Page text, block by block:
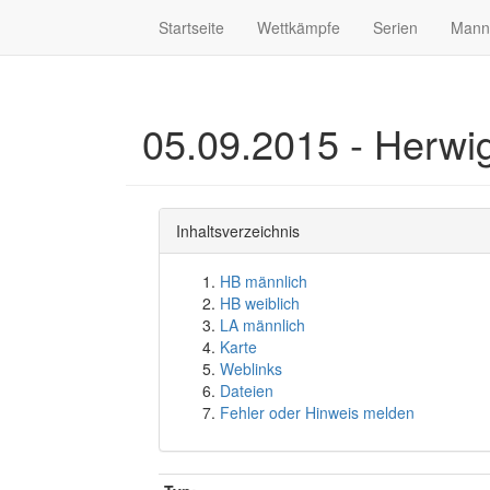
Startseite Wettkämpfe Serien
05.09.2015 -
Inhaltsverzeichnis
HB männlich
HB weiblich
LA männlich
Karte
Weblinks
Dateien
Fehler oder Hinweis melden